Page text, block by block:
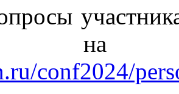
на
conf2024/